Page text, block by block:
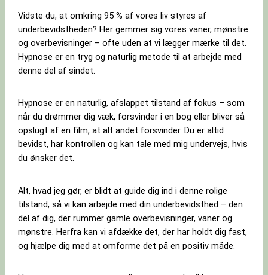
Vidste du, at omkring 95 % af vores liv styres af
underbevidstheden? Her gemmer sig vores vaner, mønstre
og overbevisninger – ofte uden at vi lægger mærke til det.
Hypnose er en tryg og naturlig metode til at arbejde med
denne del af sindet.
Hypnose er en naturlig, afslappet tilstand af fokus – som
når du drømmer dig væk, forsvinder i en bog eller bliver så
opslugt af en film, at alt andet forsvinder. Du er altid
bevidst, har kontrollen og kan tale med mig undervejs, hvis
du ønsker det.
Alt, hvad jeg gør, er blidt at guide dig ind i denne rolige
tilstand, så vi kan arbejde med din underbevidsthed – den
del af dig, der rummer gamle overbevisninger, vaner og
mønstre. Herfra kan vi afdække det, der har holdt dig fast,
og hjælpe dig med at omforme det på en positiv måde.